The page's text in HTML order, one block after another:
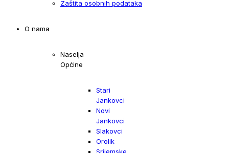
Zaštita osobnih podataka
O nama
Naselja
Općine
Stari
Jankovci
Novi
Jankovci
Slakovci
Orolik